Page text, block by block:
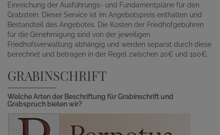
Einreichung der Ausführungs- und Fundamentpläne für den
Grabstein. Dieser Service ist im Angebotspreis enthalten und
Bestandteil des Angebotes. Die Kosten der Friedhofgebühren
für die Genehmigung sind von der jeweiligen
Friedhofsverwaltung abhängig und werden separat durch diese
berechnet und betragen in der Regel zwischen 20€ und 100€.
GRABINSCHRIFT
Welche Arten der Beschriftung für Grabinschrift und
Grabspruch bieten wir?